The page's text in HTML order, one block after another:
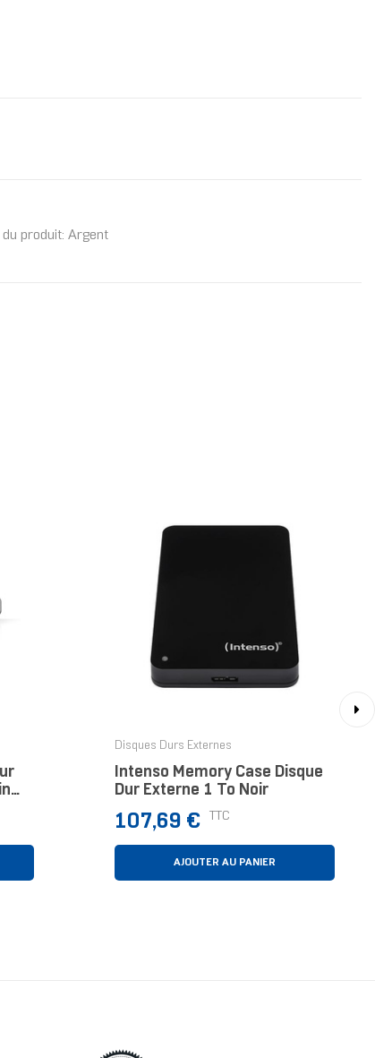
du produit: Argent
Disques Durs Externes
Intenso Memory Case Disque
Dur Externe 1 To Noir
Prix
107,69 € TTC
AJOUTER AU PANIER